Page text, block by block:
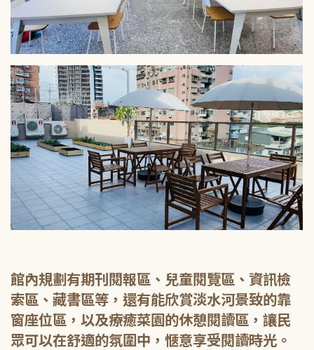
館內規劃有期刊閱報區、兒童閱覽區、資訊檢
索區、藏書區等，還有能欣賞淡水河景致的靠
窗座位區，以及療癒菜園的休憩閱讀區，讓民
眾可以在舒適的氛圍中，愜意享受閱讀時光。